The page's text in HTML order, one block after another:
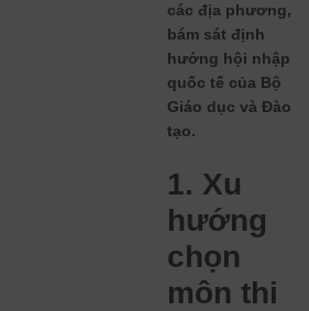
các địa phương,
bám sát định
hướng hội nhập
quốc tế của Bộ
Giáo dục và Đào
tạo.
1. Xu
hướng
chọn
môn thi